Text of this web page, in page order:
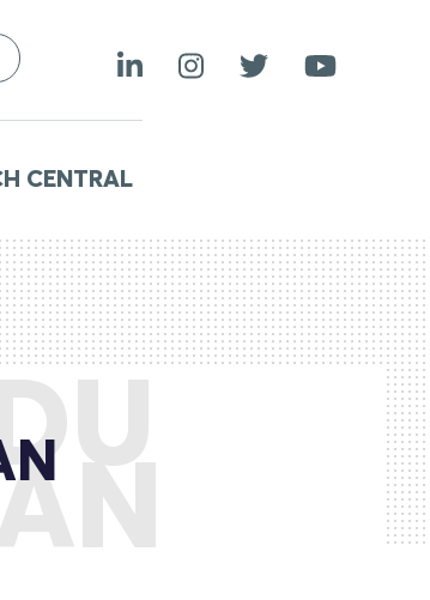
CENTRAL